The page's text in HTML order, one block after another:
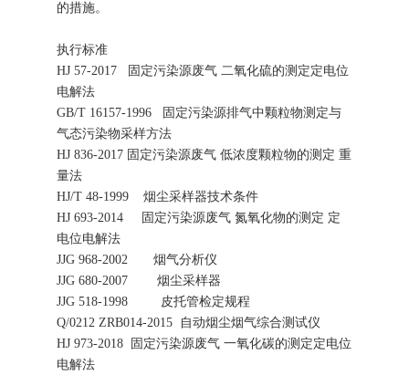
的措施。
执行标准
HJ 57-2017 固定污染源废气 二氧化硫的测定定电位
电解法
GB/T 16157-1996 固定污染源排气中颗粒物测定与
气态污染物采样方法
HJ 836-2017 固定污染源废气 低浓度颗粒物的测定 重
量法
HJ/T 48-1999 烟尘采样器技术条件
HJ 693-2014 固定污染源废气 氮氧化物的测定 定
电位电解法
JJG 968-2002 烟气分析仪
JJG 680-2007 烟尘采样器
JJG 518-1998 皮托管检定规程
Q/0212 ZRB014-2015 自动烟尘烟气综合测试仪
HJ 973-2018 固定污染源废气 一氧化碳的测定定电位
电解法